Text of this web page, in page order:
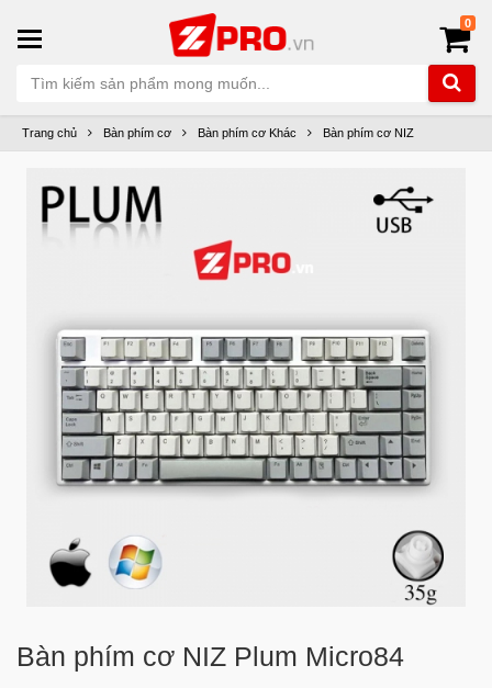
0
Trang chủ Bàn phím cơ Bàn phím cơ Khác Bàn phím cơ NIZ
Bàn phím cơ NIZ Plum Micro84